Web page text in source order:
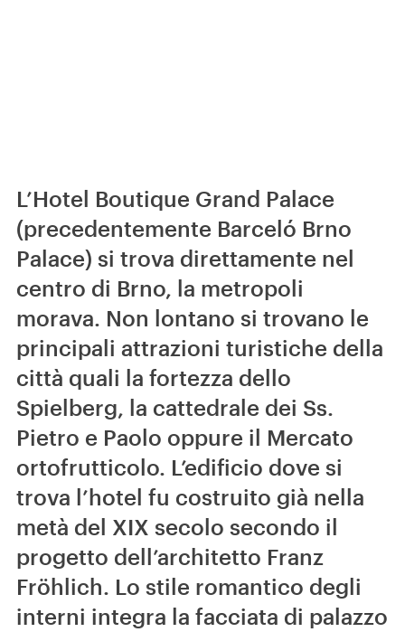
L’Hotel Boutique Grand Palace
(precedentemente Barceló Brno
Palace) si trova direttamente nel
centro di Brno, la metropoli
morava. Non lontano si trovano le
principali attrazioni turistiche della
città quali la fortezza dello
Spielberg, la cattedrale dei Ss.
Pietro e Paolo oppure il Mercato
ortofrutticolo. L’edificio dove si
trova l’hotel fu costruito già nella
metà del XIX secolo secondo il
progetto dell’architetto Franz
Fröhlich. Lo stile romantico degli
interni integra la facciata di palazzo